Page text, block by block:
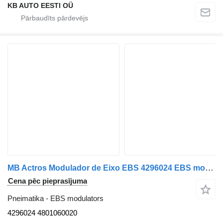
KB AUTO EESTI OÜ
MB Actros Modulador de Eixo EBS 4296024 EBS modulators paredzēts Mercedes-Benz Atego / Actors kravas automašīnas
Cena pēc pieprasījuma
Pneimatika - EBS modulators
4296024 4801060020